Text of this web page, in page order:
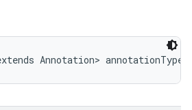
Annotation>